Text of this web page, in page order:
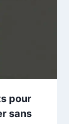
pour
sans